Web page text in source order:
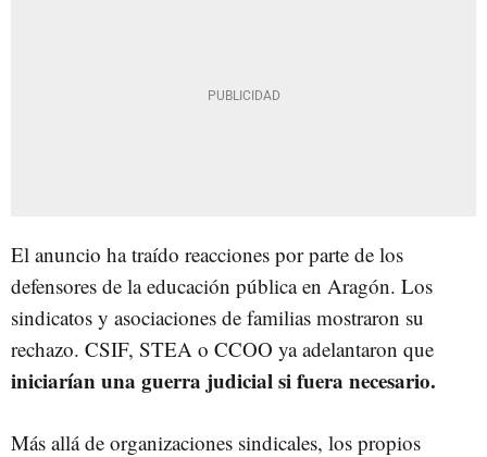
El anuncio ha traído reacciones por parte de los
defensores de la educación pública en Aragón. Los
sindicatos y asociaciones de familias mostraron su
rechazo. CSIF, STEA o CCOO ya adelantaron que
iniciarían una guerra judicial si fuera necesario.
Más allá de organizaciones sindicales, los propios